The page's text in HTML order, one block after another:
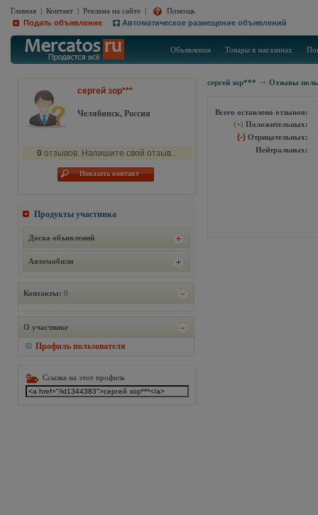
Главная | Контакт | Реклама на сайте |
Помощь
Подать объявление
Автоматическое размещение объявлений
Объявления Товары в магазинах
сергей зор***
Челябинск, Россия
0 отзывов. Напишите свой отзыв...
Показать контакт
Продукты участника
Доска объявлений
Автомобили
Контакты: 0
О участнике
Профиль пользователя
Ссылка на этот профиль
сергей зор*** Отзывы
Всего оставлено отзывов:
(+) Положительных:
(-) Отрицательных:
Нейтральных: